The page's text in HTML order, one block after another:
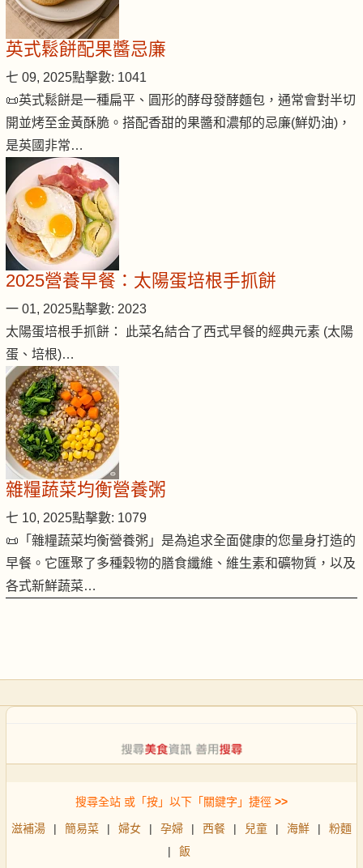
英式鬆餅配果醬忌廉
七 09, 2025點擊數: 1041
📜英式鬆餅是一種扁平、圓形的酵母發酵麵包，通常會對半切
開並烤至金黃酥脆。搭配香甜的果醬和濃郁的忌廉(鮮奶油)，
是英國非常…
2025營養早餐：太陽蛋培根手抓餅
一 01, 2025點擊數: 2023
太陽蛋培根手抓餅： 此菜名結合了西式早餐的經典元素 (太陽
蛋、培根)…
雜糧蔬菜均衡營養粥
七 10, 2025點擊數: 1079
📜「雜糧蔬菜均衡營養粥」是為追求全面健康的您量身打造的
早餐。它匯聚了多種穀物的膳食纖維、維生素和礦物質，以及
各式新鮮蔬菜…
搜尋全站 或「按」以下「關鍵字」捷徑 >>
滋補湯 | 簡易菜 | 婦女 | 孕婦 | 西餐 | 兒童 | 海鮮 |
粉麵
|
飯